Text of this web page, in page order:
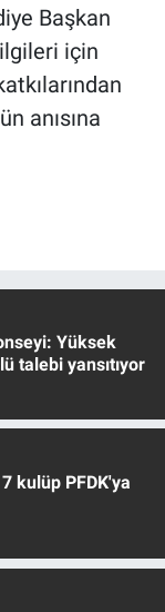
Başkan
için
anısına
Yüksek
talebi yansıtıyor
kulüp PFDK'ya